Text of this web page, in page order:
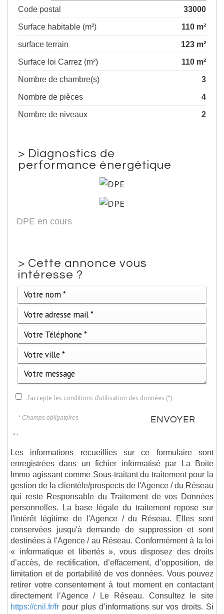
Code postal
33000
Surface habitable (m²)
110 m²
surface terrain
123 m²
Surface loi Carrez (m²)
110 m²
Nombre de chambre(s)
3
Nombre de pièces
4
Nombre de niveaux
2
> Diagnostics de
performance énergétique
DPE en cours
> Cette annonce vous
intéresse ?
J'accepte les conditions d'utilisation des données (*)
* Champs obligatoires ENVOYER
* :
Les informations recueillies sur ce formulaire sont
enregistrées dans un fichier informatisé par La Boite
Immo agissant comme Sous-traitant du traitement pour la
gestion de la clientèle/prospects de l'Agence / du Réseau
qui reste Responsable du Traitement de vos Données
personnelles. La base légale du traitement repose sur
l'intérêt légitime de l'Agence / du Réseau. Elles sont
conservées jusqu'à demande de suppression et sont
destinées à l'Agence / au Réseau. Conformément à la loi
« informatique et libertés », vous disposez des droits
d’accès, de rectification, d’effacement, d’opposition, de
limitation et de portabilité de vos données. Vous pouvez
retirer votre consentement à tout moment en contactant
directement l’Agence / Le Réseau. Consultez le site
https://cnil.fr/fr pour plus d’informations sur vos droits. Si